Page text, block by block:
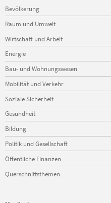
Navigation
überspringen
Bevölkerung
Raum und Umwelt
Wirtschaft und Arbeit
Energie
Bau- und Wohnungswesen
Mobilität und Verkehr
Soziale Sicherheit
Gesundheit
Bildung
Politik und Gesellschaft
Öffentliche Finanzen
Querschnittsthemen